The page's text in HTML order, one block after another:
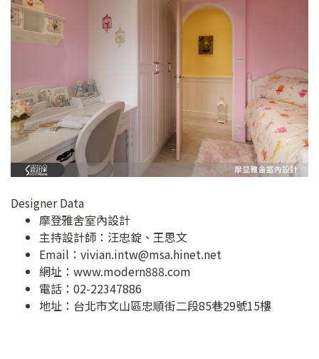
Designer Data
摩登雅舍室內設計
主持設計師：汪忠錠、王思文
Email： vivian.intw@msa.hinet.net
網址： www.modern888.com
電話：02-22347886
地址： 台北市文山區忠順街二段85巷29號15樓